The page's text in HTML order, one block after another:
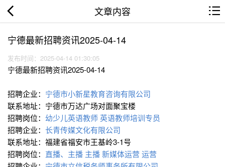
文章内容
宁德最新招聘资讯2025-04-14
发布时间：2025-04-14 01:30:05
宁德最新招聘资讯2025-04-14
招聘企业： 宁德市小新星教育咨询有限公司
联系地址：宁德市万达广场对面聚宝楼
招聘岗位： 幼少儿英语教师英语教师培训专员
招聘企业： 长青传媒文化有限公司
联系地址：福建省福安市王基岭3-1号
招聘岗位： 直播、主播 主播新媒体运营 运营